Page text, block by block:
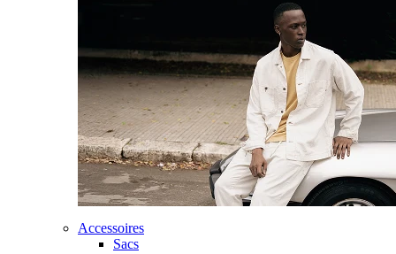
Accessoires
Sacs